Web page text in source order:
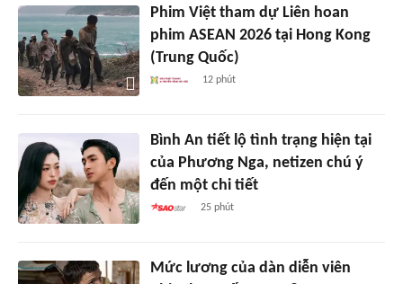
Phim Việt tham dự Liên hoan
phim ASEAN 2026 tại Hong Kong
(Trung Quốc)
12 phút
Bình An tiết lộ tình trạng hiện tại
của Phương Nga, netizen chú ý
đến một chi tiết
25 phút
Mức lương của dàn diễn viên